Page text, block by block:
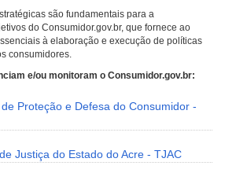
são fundamentais para a
do Consumidor.gov.br, que fornece ao
à elaboração e execução de políticas
consumidores.
e/ou monitoram o Consumidor.gov.br:
Proteção e Defesa do Consumidor -
Justiça do Estado do Acre - TJAC